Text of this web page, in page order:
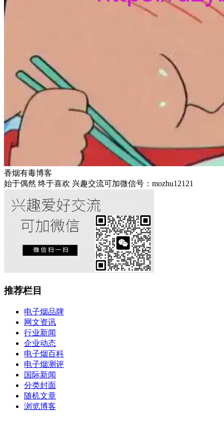
香烟有毒博客
始于偶然 终于喜欢 兴趣交流可加微信号：mozhu12121
推荐栏目
电子烟品牌
网文资讯
行业新闻
企业动态
电子烟百科
电子烟测评
国际新闻
分类封面
随机文章
浏览博客